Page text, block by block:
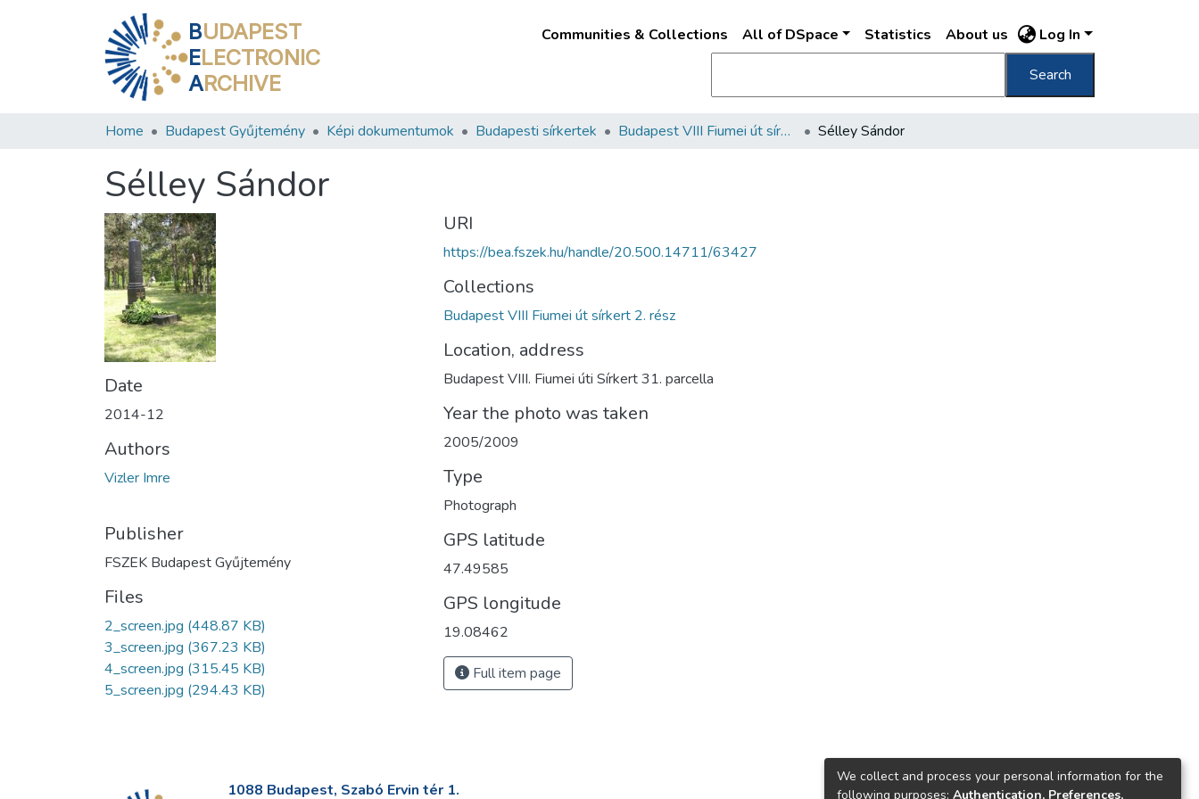
BUDAPEST
ELECTRONIC
ARCHIVE
Communities & Collections All of DSpace Statistics About us Log In
Search
Home Budapest Gyűjtemény Képi dokumentumok Budapesti sírkertek Budapest VIII Fiumei út sírkert 2. rész Sélley Sándor
Sélley Sándor
Date
2014-12
Authors
Vizler Imre
Publisher
FSZEK Budapest Gyűjtemény
Files
2_screen.jpg (448.87 KB)
3_screen.jpg (367.23 KB)
4_screen.jpg (315.45 KB)
5_screen.jpg (294.43 KB)
URI
https://bea.fszek.hu/handle/20.500.14711/63427
Collections
Budapest VIII Fiumei út sírkert 2. rész
Location, address
Budapest VIII. Fiumei úti Sírkert 31. parcella
Year the photo was taken
2005/2009
Type
Photograph
GPS latitude
47.49585
GPS longitude
19.08462
Full item page
1088 Budapest, Szabó Ervin tér 1.
We collect and process your personal information for the
following purposes: Authentication, Preferences,